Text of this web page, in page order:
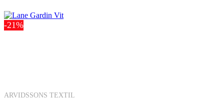
-21%
ARVIDSSONS TEXTIL